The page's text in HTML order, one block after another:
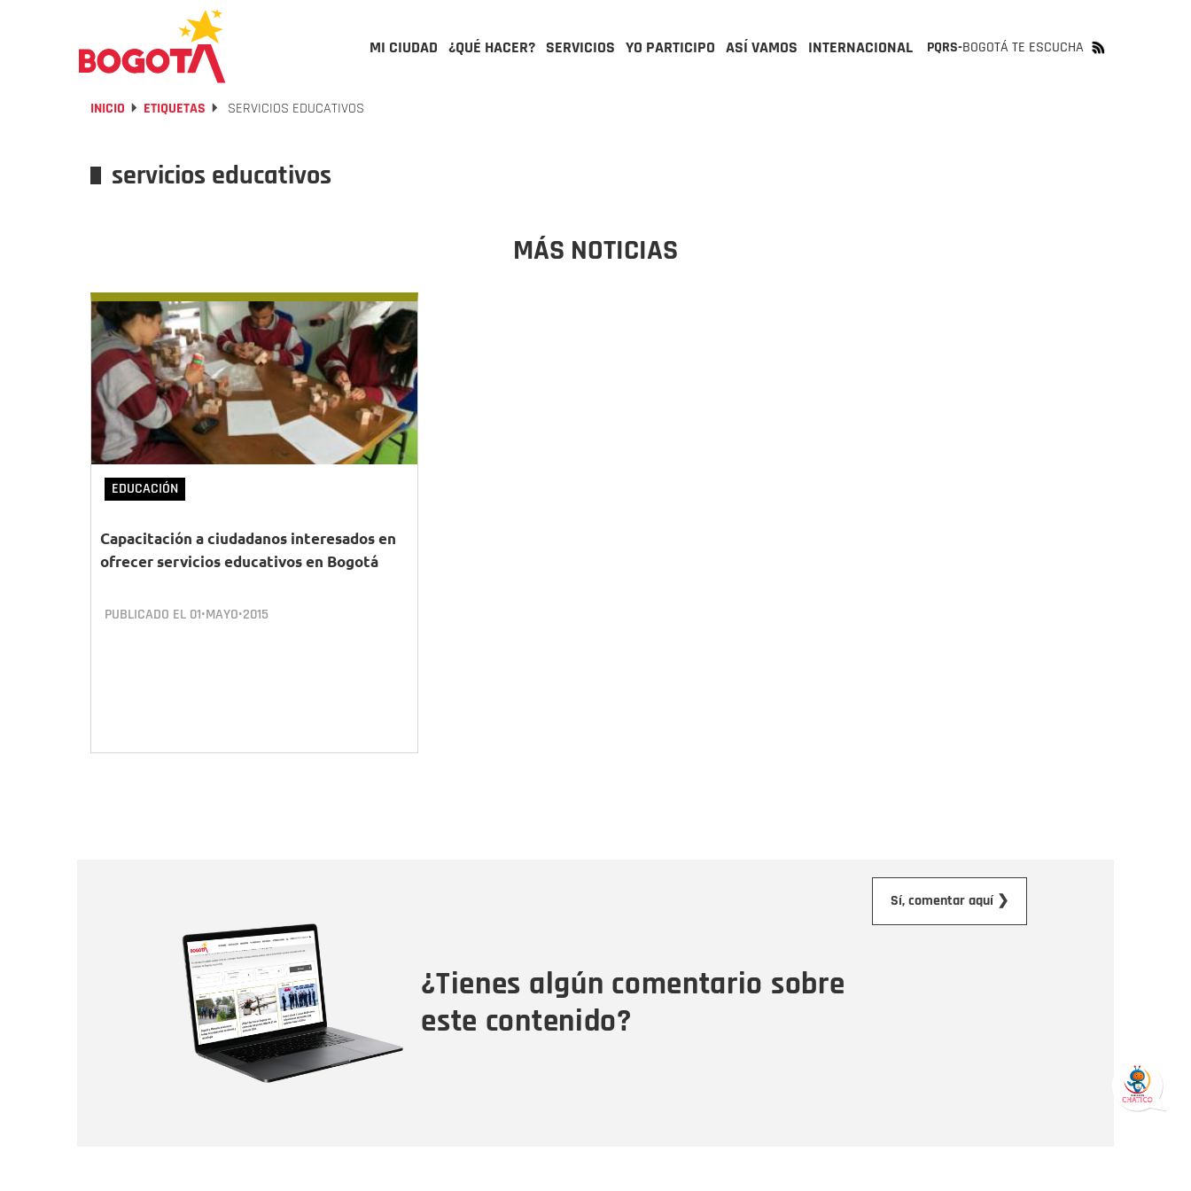
MI CIUDAD ¿QUÉ HACER? SERVICIOS YO PARTICIPO ASÍ VAMOS INTERNACIONAL PQRS-BOGOTÁ TE ESCUCHA
INICIO ETIQUETAS SERVICIOS EDUCATIVOS
servicios educativos
MÁS NOTICIAS
EDUCACIÓN
Capacitación a ciudadanos interesados en
ofrecer servicios educativos en Bogotá
PUBLICADO EL 01•MAYO•2015
¿Tienes algún comentario sobre
este contenido?
Sí, comentar aquí ❯